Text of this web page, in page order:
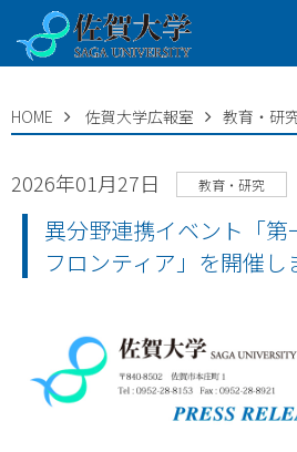
HOME 佐賀大学広報室 教育・研
2026年01月27日 教育・研究
異分野連携イベント「
フロンティア」を開催し